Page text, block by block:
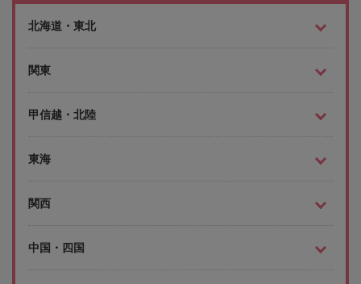
北海道・東北
関東
甲信越・北陸
東海
関西
中国・四国